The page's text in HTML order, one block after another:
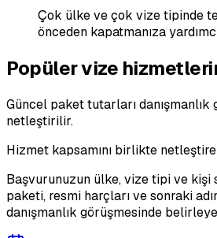
Çok ülke ve çok vize tipinde
önceden kapatmanıza
Popüler vize
Güncel paket tutarları danışmanlık
netleştirilir.
Hizmet kapsamını birlikte
Başvurunuzun ülke, vize tipi ve kişi
paketi, resmi harçları ve sonraki
danışmanlık görüşmesinde